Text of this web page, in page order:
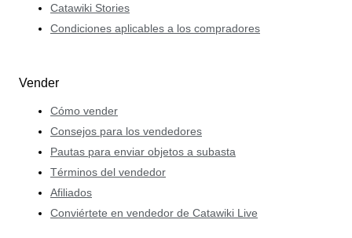
Catawiki Stories
Condiciones aplicables a los compradores
Vender
Cómo vender
Consejos para los vendedores
Pautas para enviar objetos a subasta
Términos del vendedor
Afiliados
Conviértete en vendedor de Catawiki Live